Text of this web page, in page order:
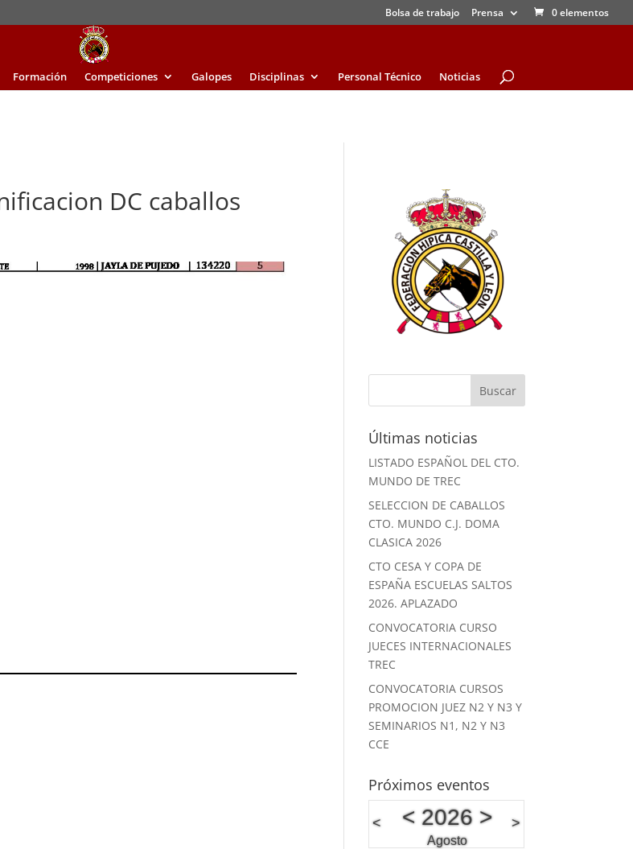
Bolsa de trabajo Prensa 0 elementos
Formación Competiciones Galopes Disciplinas Personal Técnico Noticias
DC caballos
Últimas noticias
LISTADO ESPAÑOL DEL CTO.
MUNDO DE TREC
SELECCION DE CABALLOS
CTO. MUNDO C.J. DOMA
CLASICA 2026
CTO CESA Y COPA DE
ESPAÑA ESCUELAS SALTOS
2026. APLAZADO
CONVOCATORIA CURSO
JUECES INTERNACIONALES
TREC
CONVOCATORIA CURSOS
PROMOCION JUEZ N2 Y N3 Y
SEMINARIOS N1, N2 Y N3
CCE
Próximos eventos
< <2026 >
Agosto
>